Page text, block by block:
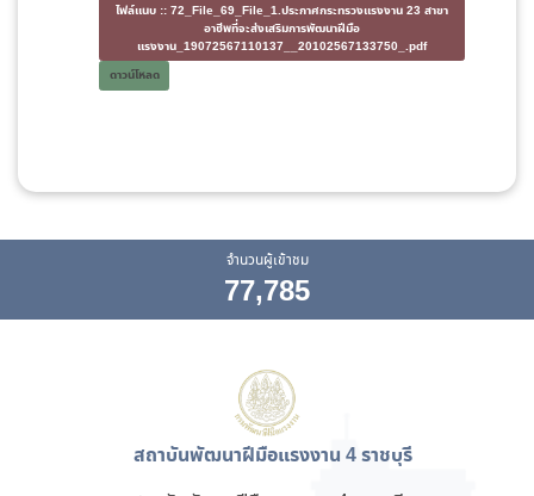
ไฟล์แนบ :: 72_File_69_File_1.ประกาศกระทรวงแรงงาน 23 สาขา
อาชีพที่จะส่งเสริมการพัฒนาฝีมือ
แรงงาน_19072567110137__20102567133750_.pdf
ดาวน์โหลด
จำนวนผู้เข้าชม
77,785
สถาบันพัฒนาฝีมือแรงงาน 4 ราชบุรี